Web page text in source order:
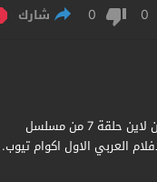
0
0 شارك
مشاهدة وتحميل مسلسل البشتختة الحلقة 7 السابعة جودة عالية بدون اعلانات مزعجة مشاهدة اون لاين حلقة 7 من مسلسل